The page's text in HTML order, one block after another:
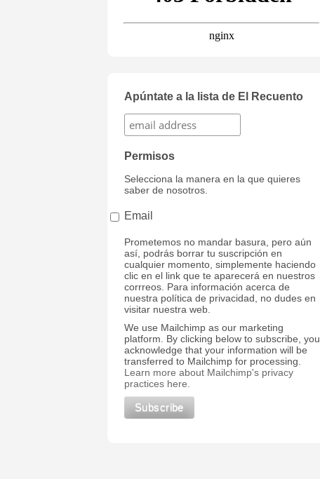
Apúntate a la lista de El Recuento
Permisos
Selecciona la manera en la que quieres
saber de nosotros.
Email
Prometemos no mandar basura, pero aún
así, podrás borrar tu suscripción en
cualquier momento, simplemente haciendo
clic en el link que te aparecerá en nuestros
corrreos. Para información acerca de
nuestra política de privacidad, no dudes en
visitar nuestra web.
We use Mailchimp as our marketing
platform. By clicking below to subscribe, you
acknowledge that your information will be
transferred to Mailchimp for processing.
Learn more about Mailchimp's privacy
practices here.